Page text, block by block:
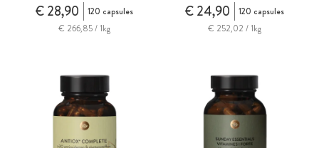
€ 28,90
120 capsules
€ 266,85 / 1kg
€ 24,90
120 capsules
€ 252,02 / 1kg